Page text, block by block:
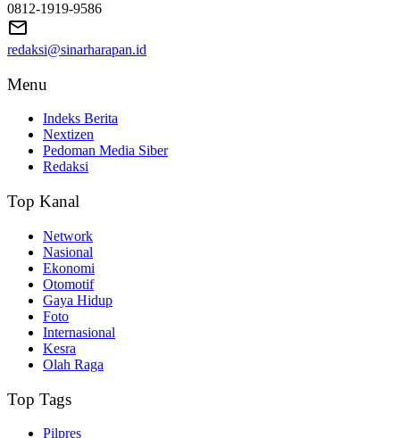
0812-1919-9586
redaksi@sinarharapan.id
Menu
Indeks Berita
Nextizen
Pedoman Media Siber
Redaksi
Top Kanal
Network
Nasional
Ekonomi
Otomotif
Gaya Hidup
Foto
Internasional
Kesra
Olah Raga
Top Tags
Pilpres